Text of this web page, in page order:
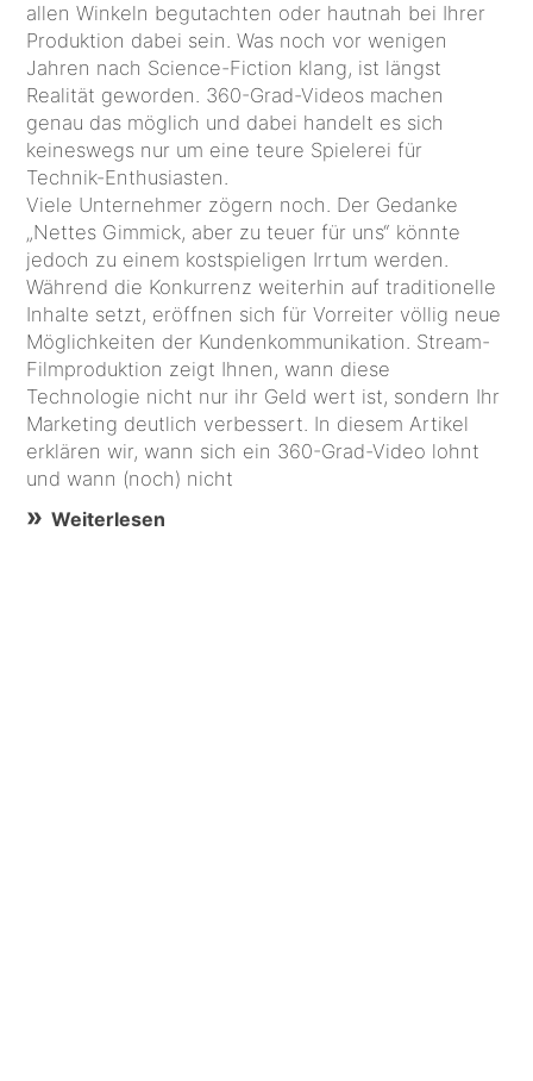
allen Winkeln begutachten oder hautnah bei Ihrer
Produktion dabei sein. Was noch vor wenigen
Jahren nach Science-Fiction klang, ist längst
Realität geworden. 360-Grad-Videos machen
genau das möglich und dabei handelt es sich
keineswegs nur um eine teure Spielerei für
Technik-Enthusiasten.
Viele Unternehmer zögern noch. Der Gedanke
„Nettes Gimmick, aber zu teuer für uns“ könnte
jedoch zu einem kostspieligen Irrtum werden.
Während die Konkurrenz weiterhin auf traditionelle
Inhalte setzt, eröffnen sich für Vorreiter völlig neue
Möglichkeiten der Kundenkommunikation. Stream-
Filmproduktion zeigt Ihnen, wann diese
Technologie nicht nur ihr Geld wert ist, sondern Ihr
Marketing deutlich verbessert. In diesem Artikel
erklären wir, wann sich ein 360-Grad-Video lohnt
und wann (noch) nicht
Weiterlesen